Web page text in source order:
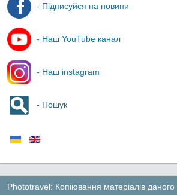
- Підписуйся на новини
- Наш YouTube канал
- Наш instagram
- Пошук
Phototravel: Копіювання матеріалів